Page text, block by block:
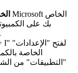
بك على
بتوصيل محرك أقراص USB بالكمبيوتر.
الخاصة
"التطبيقات" من